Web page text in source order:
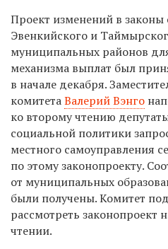
Проект изменений в
Эвенкийского и
муниципальных районов
механизма выплат был
в начале декабря.
комитетаВалерий Вэнго
ко второму чтению
социальной политики
местного самоуправления
по этому законопроекту.
от муниципальных
были получены. Комитет
рассмотреть законопроект
чтении.